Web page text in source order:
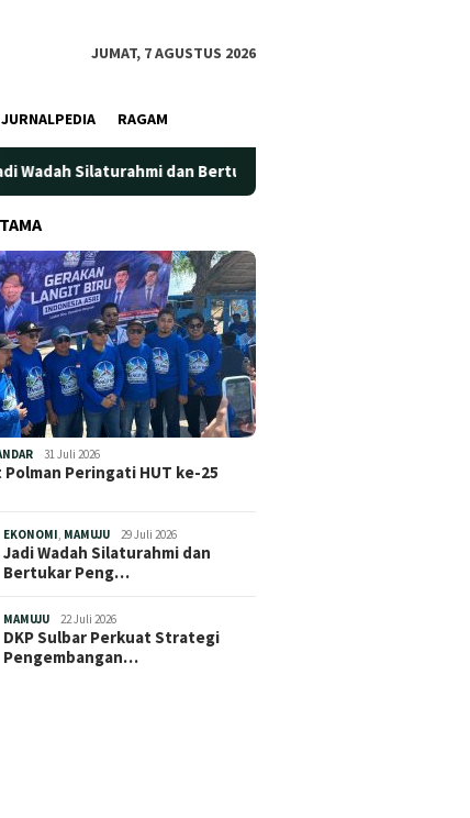
JUMAT, 7 AGUSTUS 2026
JURNALPEDIA RAGAM
dan Bertukar Pengetahuan, KPw BI Sulbar Gelar
31 Juli 2026
Peringati HUT ke-25
EKONOMI MAMUJU 29 Juli 2026
Jadi Wadah Silaturahmi dan
Bertukar Peng…
MAMUJU 22 Juli 2026
DKP Sulbar Perkuat Strategi
Pengembangan…